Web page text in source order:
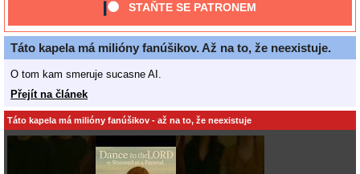
STAŇTE SE PATRONEM
Táto kapela má milióny fanúšikov. Až na to, že neexistuje.
O tom kam smeruje sucasne AI.
Přejít na článek
Táto kapela má milióny fanúšikov - až na to, že neexistuje